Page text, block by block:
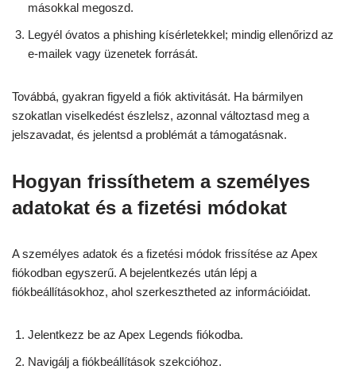
másokkal megoszd.
Legyél óvatos a phishing kísérletekkel; mindig ellenőrizd az
e-mailek vagy üzenetek forrását.
Továbbá, gyakran figyeld a fiók aktivitását. Ha bármilyen
szokatlan viselkedést észlelsz, azonnal változtasd meg a
jelszavadat, és jelentsd a problémát a támogatásnak.
Hogyan frissíthetem a személyes
adatokat és a fizetési módokat
A személyes adatok és a fizetési módok frissítése az Apex
fiókodban egyszerű. A bejelentkezés után lépj a
fiókbeállításokhoz, ahol szerkesztheted az információidat.
Jelentkezz be az Apex Legends fiókodba.
Navigálj a fiókbeállítások szekcióhoz.